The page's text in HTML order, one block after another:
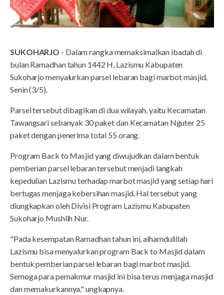
SUKOHARJO - Dalam rangka memaksimalkan ibadah di
bulan Ramadhan tahun 1442 H, Lazismu Kabupaten
Sukoharjo menyalurkan parsel lebaran bagi marbot masjid,
Senin (3/5).
Parsel tersebut dibagikan di dua wilayah, yaitu Kecamatan
Tawangsari sebanyak 30 paket dan Kecamatan Nguter 25
paket dengan penerima total 55 orang.
Program Back to Masjid yang diwujudkan dalam bentuk
pemberian parsel lebaran tersebut menjadi langkah
kepedulian Lazismu terhadap marbot masjid yang setiap hari
bertugas menjaga kebersihan masjid. Hal tersebut yang
diungkapkan oleh Divisi Program Lazismu Kabupaten
Sukoharjo Mushlih Nur.
"Pada kesempatan Ramadhan tahun ini, alhamdulillah
Lazismu bisa menyalurkan program Back to Masjid dalam
bentuk pemberian parsel lebaran bagi marbot masjid.
Semoga para pemakmur masjid ini bisa terus menjaga masjid
dan memakurkannya," ungkapnya.